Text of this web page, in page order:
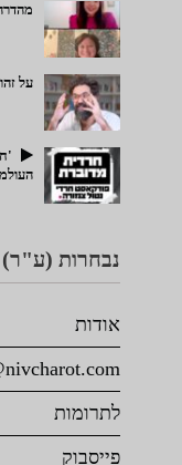
על
נבחרות (ע"ר)
אודות
לתרומות
פייסבוק